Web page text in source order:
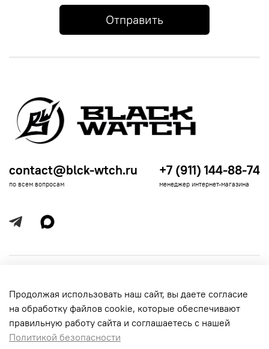
Отправить
Информация для покупателей
contact@blck-wtch.ru
по всем вопросам
+7 (911) 144-88-74
менеджер интернет-магазина
Продолжая использовать наш сайт, вы даете согласие
на обработку файлов cookie, которые обеспечивают
правильную работу сайта и соглашаетесь с нашей
Политикой безопасности
обработки